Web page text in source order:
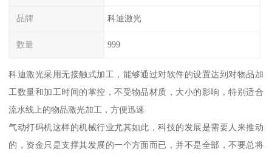
品牌 科迪激光
数量 999
科迪激光采用无接触式加工，能够通过对软件的设置达到对物品加
工数量和加工时间的掌控，不受物品材质，大小的影响，特别适合
流水线上的物品激光加工，方便迅速
气动打码机这样的机械行业尤其如此，科技的发展是需要人来推动
的，资金只是支撑其发展的一个方面而已，并不是全部，不要总将